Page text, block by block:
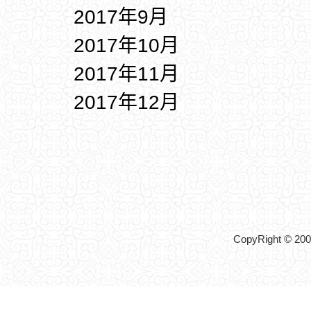
2017年9月
2017年10月
2017年11月
2017年12月
CopyRight ©